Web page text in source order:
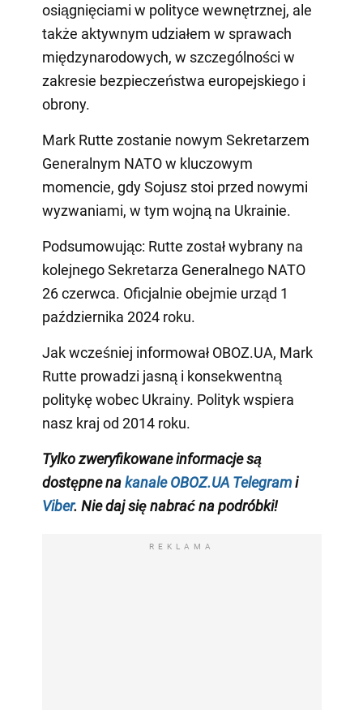
osiągnięciami w polityce wewnętrznej, ale
także aktywnym udziałem w sprawach
międzynarodowych, w szczególności w
zakresie bezpieczeństwa europejskiego i
obrony.
Mark Rutte zostanie nowym Sekretarzem
Generalnym NATO w kluczowym
momencie, gdy Sojusz stoi przed nowymi
wyzwaniami, w tym wojną na Ukrainie.
Podsumowując: Rutte został wybrany na
kolejnego Sekretarza Generalnego NATO
26 czerwca. Oficjalnie obejmie urząd 1
października 2024 roku.
Jak wcześniej informował OBOZ.UA, Mark
Rutte prowadzi jasną i konsekwentną
politykę wobec Ukrainy. Polityk wspiera
nasz kraj od 2014 roku.
Tylko zweryfikowane informacje są
dostępne nakanale OBOZ.UA Telegrami
Viber. Nie daj się nabrać na podróbki!
REKLAMA